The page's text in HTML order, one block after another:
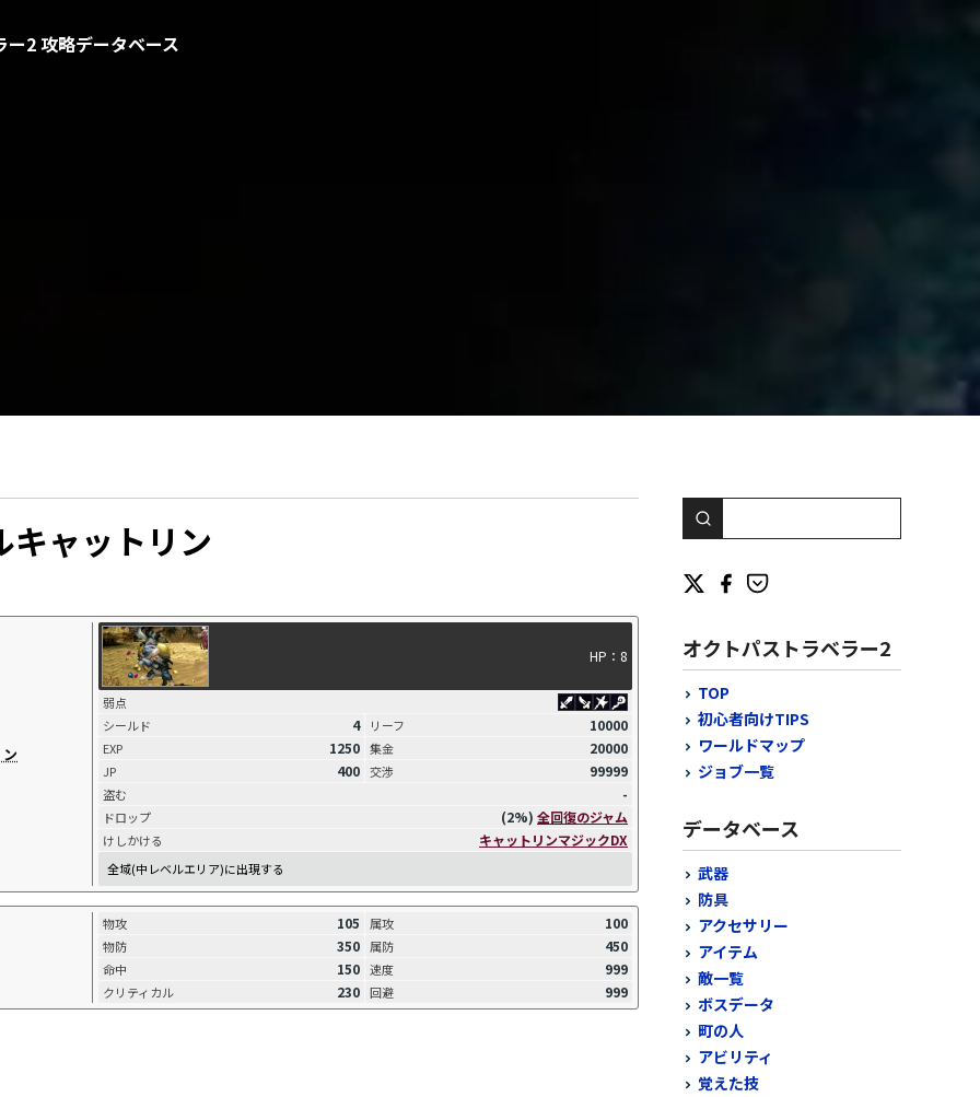
2 攻略データベース
キャットリン
HP：8
弱点
シールド
4 リーフ 10000
EXP 1250 集金 20000
JP 400 交渉 99999
盗む -
ドロップ (2%) 全回復のジャム
けしかける キャットリンマジックDX
全域(中レベルエリア)に出現する
物攻 105 属攻 100
物防 350 属防 450
命中 150 速度 999
クリティカル 230 回避 999
オクトパストラベラー2
TOP
初心者向けTIPS
ワールドマップ
ジョブ一覧
データベース
武器
防具
アクセサリー
アイテム
敵一覧
ボスデータ
町の人
アビリティ
覚えた技